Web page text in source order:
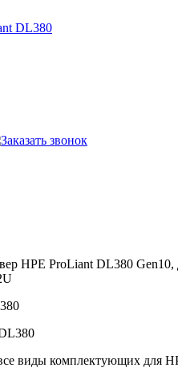
DL380
HPE ProLiant DL380
виды комплектующих для